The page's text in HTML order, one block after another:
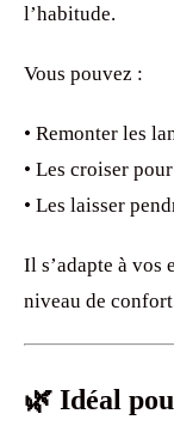
l’habitude.
Vous pouvez :
• Remonter les
• Les croiser
• Les laisser
Il s’adapte à
niveau de
🌿 Idéal